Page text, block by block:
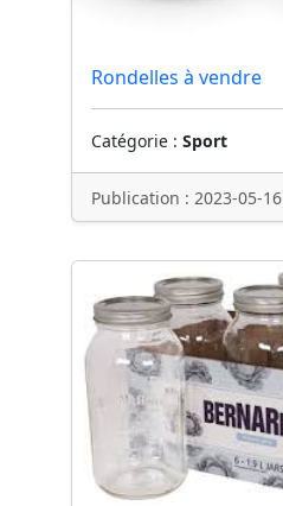
Rondelles à vendre
Catégorie : Sport
Publication : 2023-05-16